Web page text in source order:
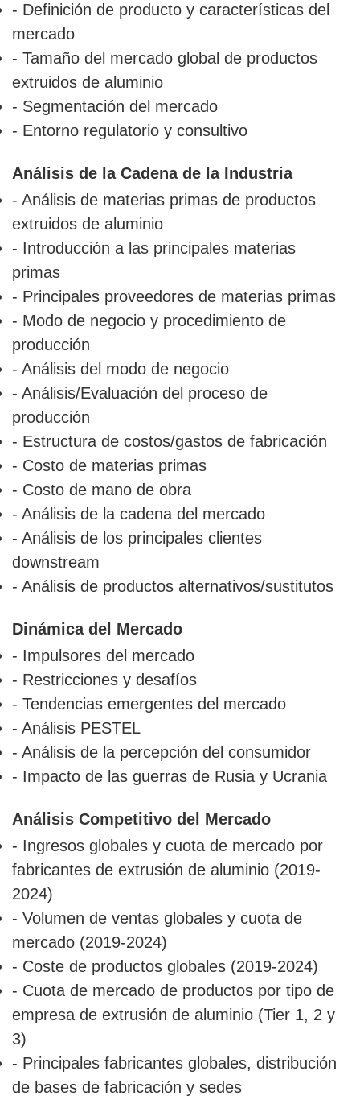
- Definición de producto y características del
mercado
- Tamaño del mercado global de productos
extruidos de aluminio
- Segmentación del mercado
- Entorno regulatorio y consultivo
Análisis de la Cadena de la Industria
- Análisis de materias primas de productos
extruidos de aluminio
- Introducción a las principales materias
primas
- Principales proveedores de materias primas
- Modo de negocio y procedimiento de
producción
- Análisis del modo de negocio
- Análisis/Evaluación del proceso de
producción
- Estructura de costos/gastos de fabricación
- Costo de materias primas
- Costo de mano de obra
- Análisis de la cadena del mercado
- Análisis de los principales clientes
downstream
- Análisis de productos alternativos/sustitutos
Dinámica del Mercado
- Impulsores del mercado
- Restricciones y desafíos
- Tendencias emergentes del mercado
- Análisis PESTEL
- Análisis de la percepción del consumidor
- Impacto de las guerras de Rusia y Ucrania
Análisis Competitivo del Mercado
- Ingresos globales y cuota de mercado por
fabricantes de extrusión de aluminio (2019-
2024)
- Volumen de ventas globales y cuota de
mercado (2019-2024)
- Coste de productos globales (2019-2024)
- Cuota de mercado de productos por tipo de
empresa de extrusión de aluminio (Tier 1, 2 y
3)
- Principales fabricantes globales, distribución
de bases de fabricación y sedes